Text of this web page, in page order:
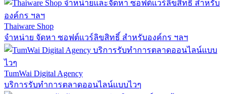
Thaiware Shop
จำหน่าย จัดหา ซอฟต์แวร์ลิขสิทธิ์ สำหรับองค์กร ฯลฯ
TumWai Digital Agency
บริการรับทำการตลาดออนไลน์แบบไวๆ